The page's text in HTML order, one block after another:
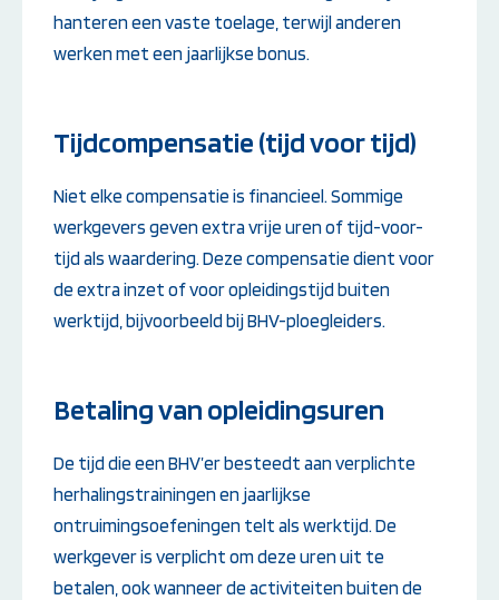
hanteren een vaste toelage, terwijl anderen
werken met een jaarlijkse bonus.
Tijdcompensatie (tijd voor tijd)
Niet elke compensatie is financieel. Sommige
werkgevers geven extra vrije uren of tijd-voor-
tijd als waardering. Deze compensatie dient voor
de extra inzet of voor opleidingstijd buiten
werktijd, bijvoorbeeld bij BHV-ploegleiders.
Betaling van opleidingsuren
De tijd die een BHV’er besteedt aan verplichte
herhalingstrainingen en jaarlijkse
ontruimingsoefeningen telt als werktijd. De
werkgever is verplicht om deze uren uit te
betalen, ook wanneer de activiteiten buiten de